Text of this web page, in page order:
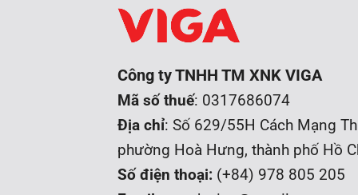
Công ty TNHH TM XNK VIGA
Mã số thuế: 0317686074
Địa chỉ: Số 629/55H Cách Mạng
phường Hoà Hưng, thành phố Hồ
Số điện thoại: (+84) 978 805 205